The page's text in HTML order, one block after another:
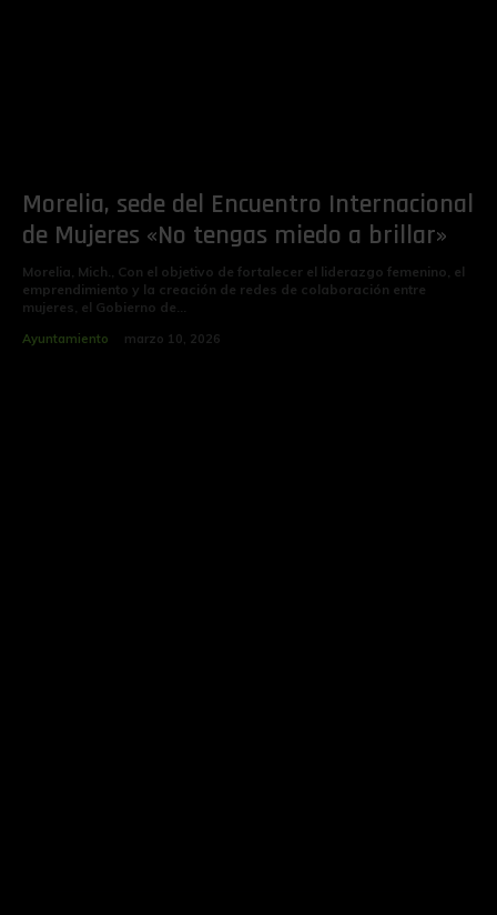
Morelia, sede del Encuentro Internacional
de Mujeres «No tengas miedo a brillar»
Morelia, Mich., Con el objetivo de fortalecer el liderazgo femenino, el
emprendimiento y la creación de redes de colaboración entre
mujeres, el Gobierno de...
Ayuntamiento marzo 10, 2026